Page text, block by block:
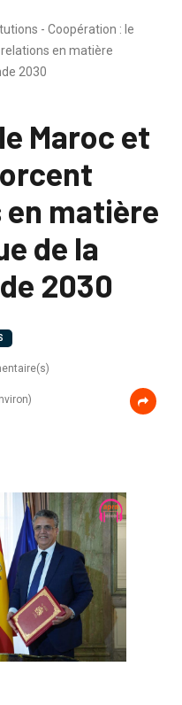
- Coopération : le
en matière
2030
Maroc et
matière
de la
2030